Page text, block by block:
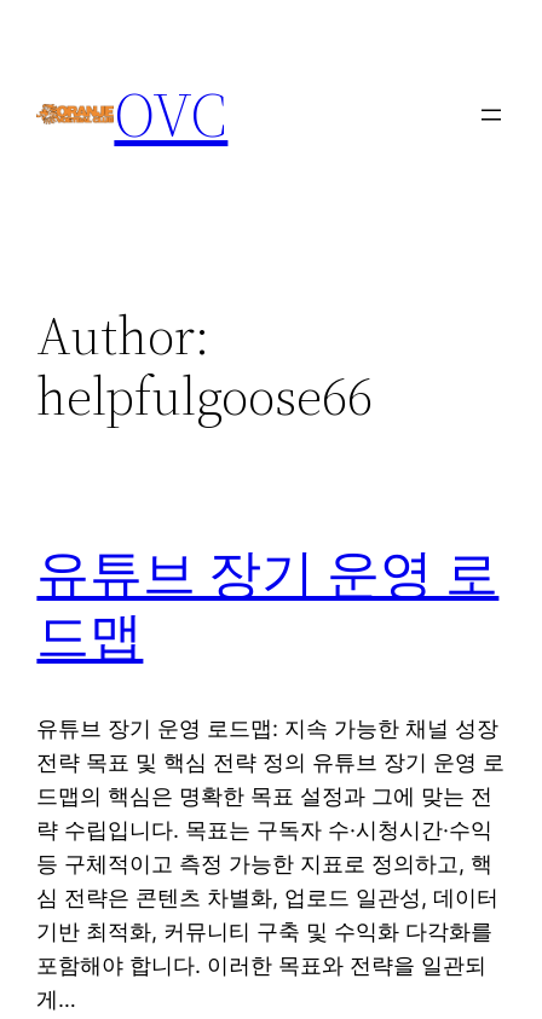
OVC
Author:
helpfulgoose66
유튜브 장기 운영 로
드맵
유튜브 장기 운영 로드맵: 지속 가능한 채널 성장
전략 목표 및 핵심 전략 정의 유튜브 장기 운영 로
드맵의 핵심은 명확한 목표 설정과 그에 맞는 전
략 수립입니다. 목표는 구독자 수·시청시간·수익
등 구체적이고 측정 가능한 지표로 정의하고, 핵
심 전략은 콘텐츠 차별화, 업로드 일관성, 데이터
기반 최적화, 커뮤니티 구축 및 수익화 다각화를
포함해야 합니다. 이러한 목표와 전략을 일관되
게…